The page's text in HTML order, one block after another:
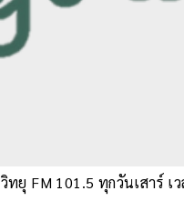
ยุ FM 101.5 ทุกวันเสาร์ เ